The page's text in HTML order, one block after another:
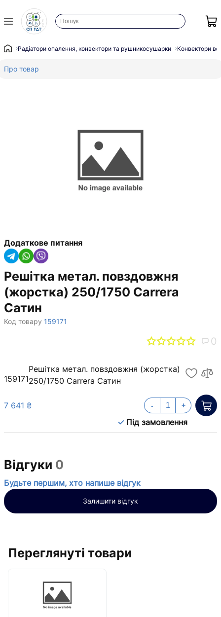
Радіатори опалення, конвектори та рушникосушарки Конвектори
Про товар
Додаткове питання
Решітка метал. повздовжня
(жорстка) 250/1750 Carrera
Сатин
Код товару 159171
0
159171
Решітка метал. повздовжня (жорстка)
250/1750 Carrera Сатин
7 641 ₴
Під замовлення
- +
Відгуки 0
Будьте першим, хто напише відгук
Залишити відгук
Переглянуті товари